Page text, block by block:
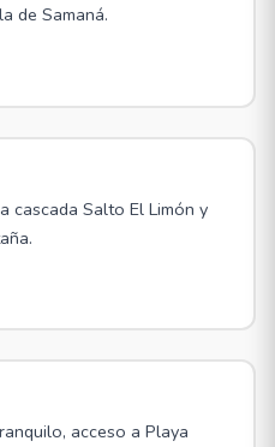
de Samaná.
cascada Salto El Limón y
acceso a Playa